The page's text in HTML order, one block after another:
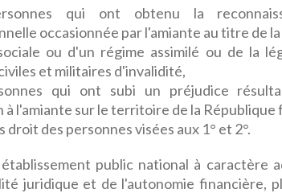
qui ont obtenu la
occasionnée par l'amiante au titre de
ou d'un régime assimilé ou de la
et militaires d'invalidité,
qui ont subi un préjudice
à l'amiante sur le territoire de la République
droit des personnes visées aux 1° et 2°.
public national à caractère
juridique et de l'autonomie financière,